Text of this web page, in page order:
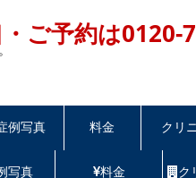
ご予約は0120-
例写真 料金 クリ
写真 料金 ク